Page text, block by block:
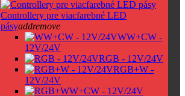
Controllery pre viacfarebné LED
pásyaddremove
WW+CW -
12V/24V
RGB - 12V/24V
RGB+W -
12V/24V